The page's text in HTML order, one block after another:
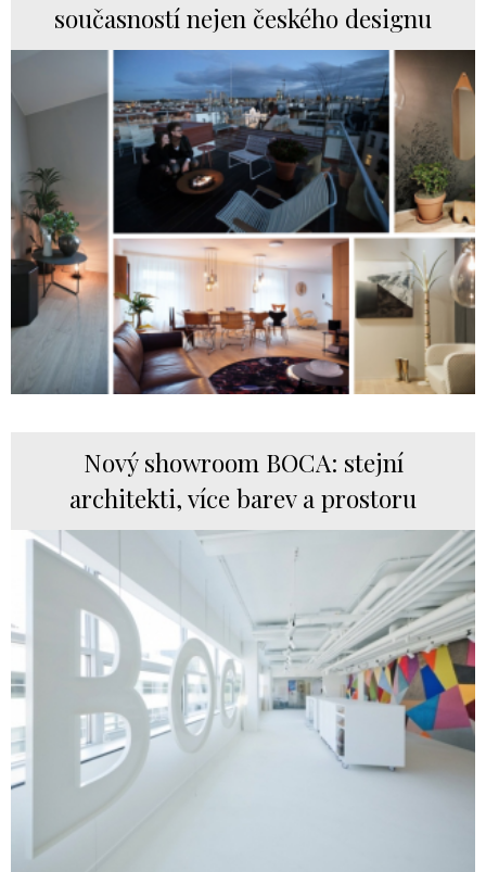
současností nejen českého designu
Nový showroom BOCA: stejní
architekti, více barev a prostoru